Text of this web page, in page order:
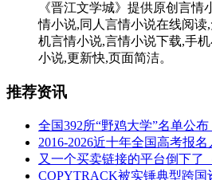
《晋江文学城》提供原创言
情小说,同人言情小说在线阅
机言情小说,言情小说下载,手
小说,更新快,页面简洁。
推荐资讯
全国392所“野鸡大学”名单公布
2016-2026近十年全国高考报名
又一个买卖链接的平台倒下了（
COPYTRACK被实锤典型跨